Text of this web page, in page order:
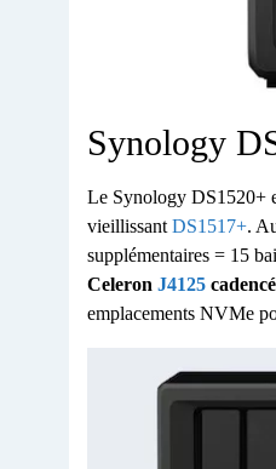
Synology
Le Synology DS1520+
vieillissant DS1517+.
supplémentaires = 15
Celeron J4125
emplacements NVMe